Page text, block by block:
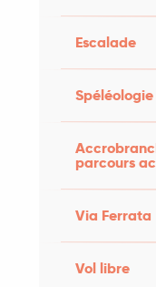
Escalade
Spéléologie
parcours
Via Ferrata
Vol libre
créatifs
Lumière
et-Mouret